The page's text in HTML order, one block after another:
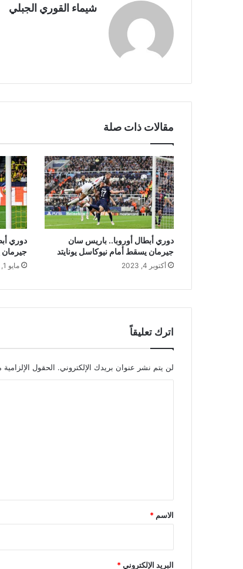
شيماء القوري الجبلي
مقالات ذات صلة
دوري أبطال أوروبا.. باريس سان
جيرمان يسقط أمام نيوكاسل يونايتد
أكتوبر 4, 2023
دوري
جيرمان
مايو 1, 2024
اترك تعليقاً
لن يتم نشر عنوان بريدك الإلكتروني. الحقول الإلزامية
*
الاسم *
البريد الإلكتروني*